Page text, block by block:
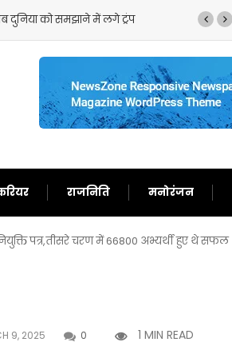
दुनिया को समझाने में लगे ट्रंप
राजनिति मनोरंजन
पत्र,तीसरे चरण में 66800 अभ्यर्थी हुए थे सफल
9, 2025 0 1 MIN READ